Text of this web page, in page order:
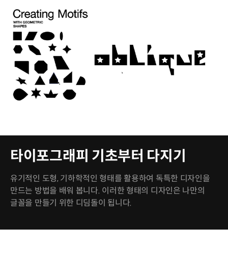
타이포그래피 기초부터 다지기
유기적인 도형, 기하학적인 형태를 활용하여 독특한 디자인을
만드는 방법을 배워 봅니다. 이러한 형태의 디자인은 나만의
글꼴을 만들기 위한 디딤돌이 됩니다.